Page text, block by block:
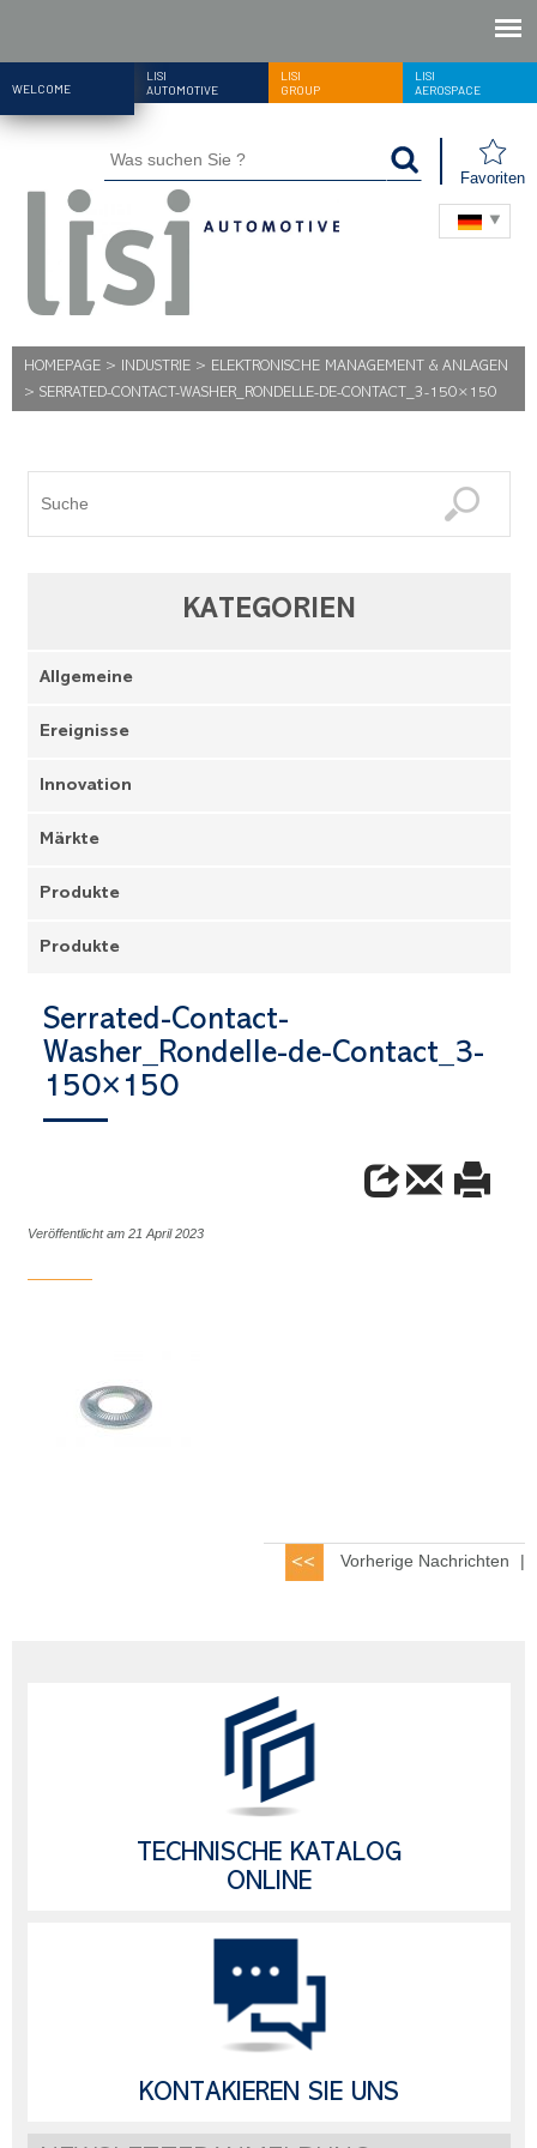
WELCOME
LISI
AUTOMOTIVE
LISI
GROUP
LISI
AEROSPACE
Favoriten
HOMEPAGE > INDUSTRIE > ELEKTRONISCHE MANAGEMENT & ANLAGEN
> SERRATED-CONTACT-WASHER_RONDELLE-DE-CONTACT_3-150×150
KATEGORIEN
Allgemeine
Ereignisse
Innovation
Märkte
Produkte
Produkte
Serrated-Contact-
Washer_Rondelle-de-Contact_3-
150×150
Veröffentlicht am 21 April 2023
Vorherige Nachrichten |
TECHNISCHE KATALOG
ONLINE
KONTAKIEREN SIE UNS